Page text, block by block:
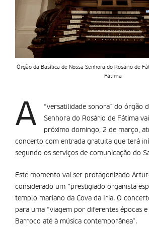
Órgão da Basílica de Nossa Senhora do Rosário de
Fátima
A
“versatilidade sonora” do órgão
Senhora do Rosário de Fátima
próximo domingo, 2 de março,
concerto com entrada gratuita que terá
segundo os serviços de comunicação do
Este momento vai ser protagonizado
considerado um “prestigiado organista
templo mariano da Cova da Iria. O
para uma “viagem por diferentes épocas e
Barroco até à música contemporânea”.